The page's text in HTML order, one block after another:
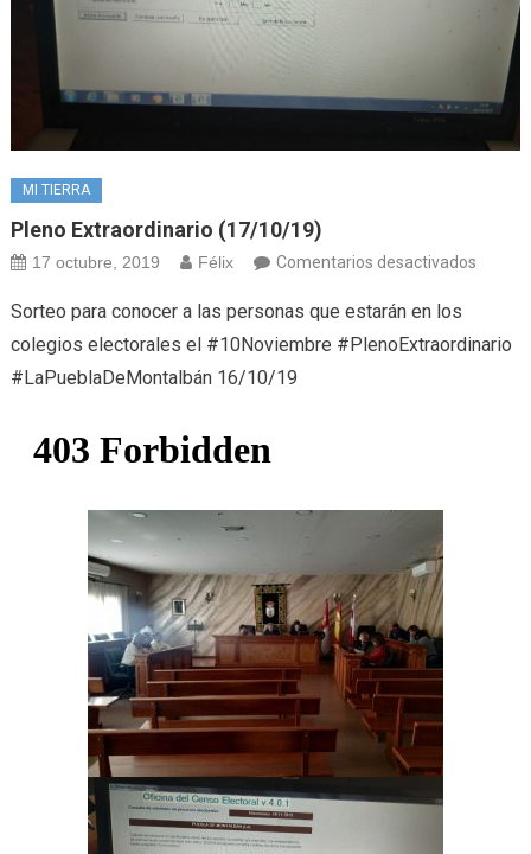
MI TIERRA
Pleno Extraordinario (17/10/19)
17 octubre, 2019 Félix Comentarios desactivadosen
(17/
Sorteo para conocer a las personas que estarán en los
colegios electorales el #10Noviembre #PlenoExtraordinario
#LaPueblaDeMontalbán 16/10/19